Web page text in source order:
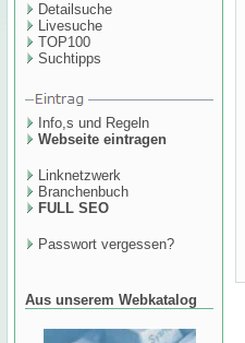
Detailsuche
Livesuche
TOP100
Suchtipps
Info,s und Regeln
Webseite eintragen
Linknetzwerk
Branchenbuch
FULL SEO
Passwort vergessen?
Aus unserem Webkatalog